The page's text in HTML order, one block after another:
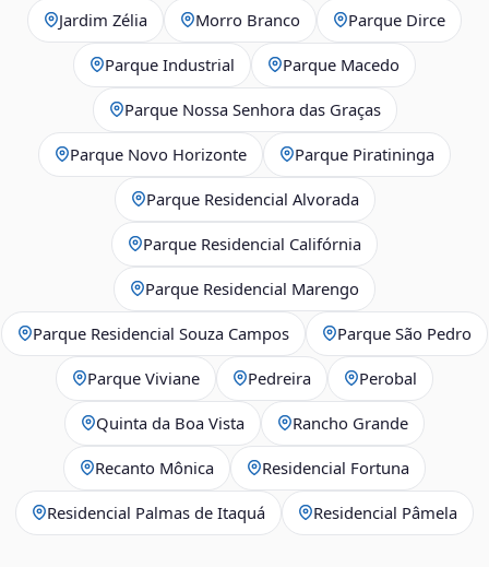
Jardim Zélia Morro Branco Parque Dirce
Parque Industrial Parque Macedo
Parque Nossa Senhora das Graças
Parque Novo Horizonte Parque Piratininga
Parque Residencial Alvorada
Parque Residencial Califórnia
Parque Residencial Marengo
Parque Residencial Souza Campos Parque São Pedro
Parque Viviane Pedreira Perobal
Quinta da Boa Vista Rancho Grande
Recanto Mônica Residencial Fortuna
Residencial Palmas de Itaquá Residencial Pâmela